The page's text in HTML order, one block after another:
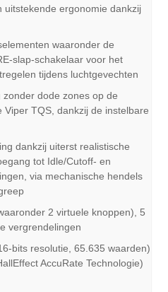
uitstekende ergonomie dankzij
waaronder de
slap-schakelaar voor het
tijdens luchtgevechten
dode zones op de
TQS, dankzij de instelbare
dankzij uiterst realistische
tot Idle/Cutoff- en
via mechanische hendels
2 virtuele knoppen), 5
vergrendelingen
bits resolutie, 65.635 waarden)
AccuRate Technologie)